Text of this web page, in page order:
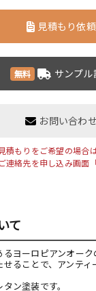
見積もり依頼
無料 サンプル
お問い合わせ
積もりをご希望の場合
連絡先を申し込み画面
て
ヨーロピアンオー
ることで、アンテ
ン塗装です。